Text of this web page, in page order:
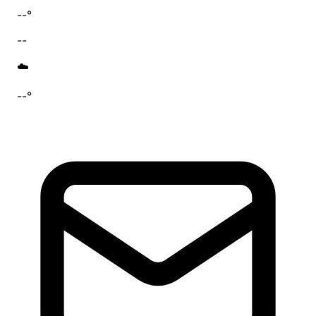
--°
--
☁️
--°